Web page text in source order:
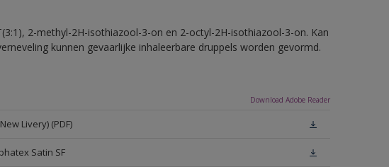
2-methyl-2H-isothiazool-3-on en 2-octyl-2H-isothiazool-3-on. Kan
kunnen gevaarlijke inhaleerbare druppels worden gevormd.
Download Adobe Reader
Livery) (PDF)
Satin SF